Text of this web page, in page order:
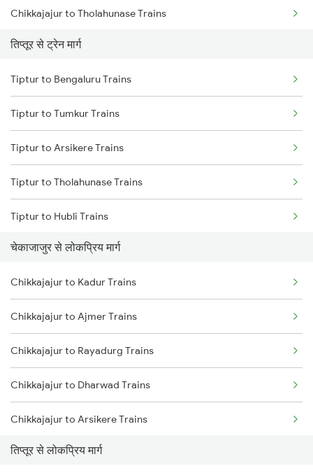
Chikkajajur to Tholahunase Trains
Chikkajajur to Kadur Trains
Chikkajajur to Hubli Trains
Chikkajajur to Yadgir Trains
Chikkajajur to Mysore Trains
Chikkajajur to Bellary Trains
Chikkajajur to Chitradurga Trains
तिप्तूर से ट्रेन मार्ग
Tiptur to Bengaluru Trains
Tiptur to Tumkur Trains
Tiptur to Arsikere Trains
Tiptur to Tholahunase Trains
Tiptur to Hubli Trains
Tiptur to Dharwad Trains
Tiptur to Bhadravati Trains
Tiptur to Belagavi Trains
Tiptur to Shimoga Trains
चेकाजाजुर से लोकप्रिय मार्ग
Chikkajajur to Kadur Trains
Chikkajajur to Ajmer Trains
Chikkajajur to Rayadurg Trains
Chikkajajur to Dharwad Trains
Chikkajajur to Arsikere Trains
Chikkajajur to Bellary Trains
तिप्तूर से लोकप्रिय मार्ग